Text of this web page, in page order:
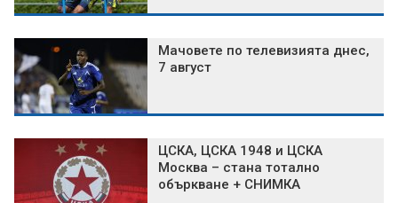
Мачовете по телевизията днес,
7 август
ЦСКА, ЦСКА 1948 и ЦСКА
Москва – стана тотално
объркване + СНИМКА